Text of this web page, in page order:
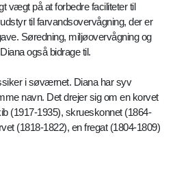
vægt på at forbedre faciliteter til
til farvandsovervågning, der er
Søredning, miljøovervågning og
også bidrage til.
i søværnet. Diana har syv
navn. Det drejer sig om en korvet
(1917-1935), skrueskonnet (1864-
(1818-1822), en fregat (1804-1809)